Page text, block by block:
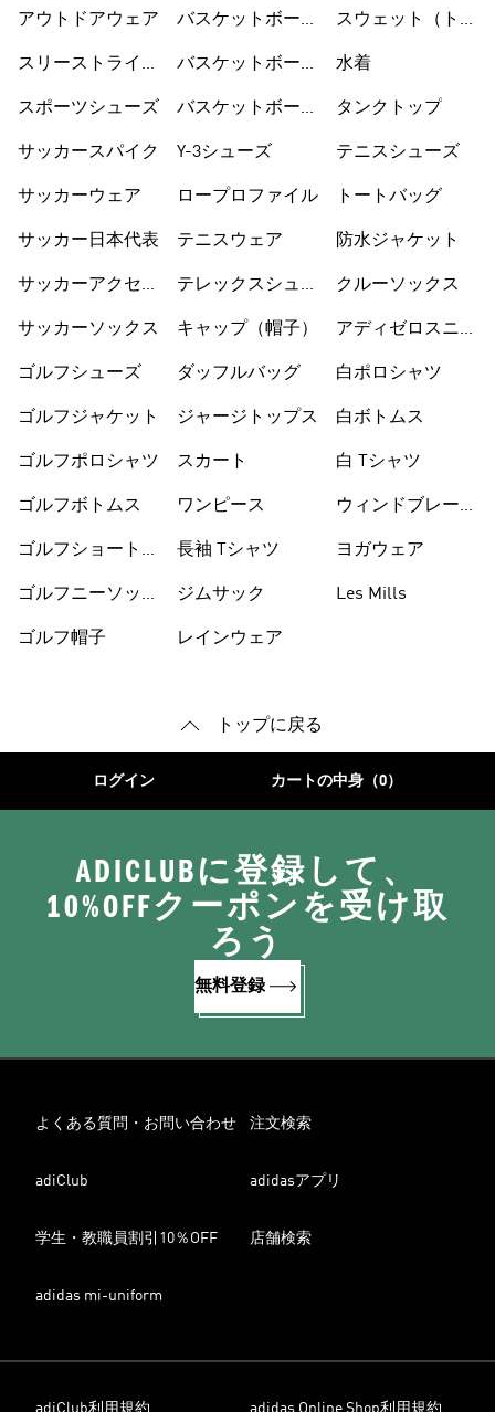
アウトドアウェア
スリーストライプ
スポーツシューズ
サッカースパイク
サッカーウェア
サッカー日本代表
サッカーアクセサ
サッカーソックス
ゴルフシューズ
ゴルフジャケット
ゴルフポロシャツ
ゴルフボトムス
ゴルフショートパ
ゴルフニーソック
ゴルフ帽子
バスケットボール
バスケットボール
バスケットボール
Y-3シューズ
ロープロファイル
テニスウェア
テレックスシュー
キャップ（帽子）
ダッフルバッグ
ジャージトップス
スカート
ワンピース
長袖 Tシャツ
ジムサック
レインウェア
スウェット（トレ
水着
タンクトップ
テニスシューズ
トートバッグ
防水ジャケット
クルーソックス
アディゼロスニー
白ポロシャツ
白ボトムス
白 Tシャツ
ウィンドブレーカ
ヨガウェア
Les Mills
トップに戻る
ログイン カートの中身（0）
ADICLUBに登録して、
10%OFFクーポンを受け取
ろう
無料登録
よくある質問・お問い合わせ 注文検索
adiClub adidasアプリ
学生・教職員割引10％OFF 店舗検索
adidas mi-uniform
adiClub利用規約 adidas Online Shop利用規約